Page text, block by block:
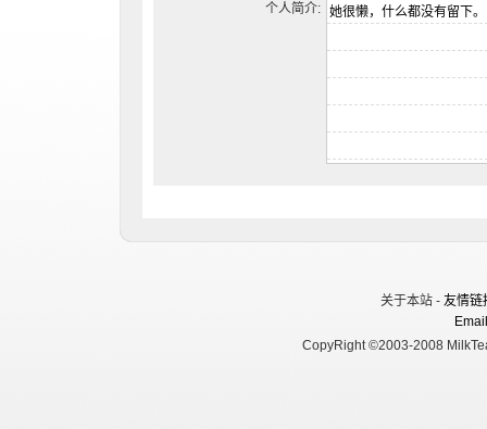
个人简介:
关于本站 - 友情链
CopyRight ©2003-2008